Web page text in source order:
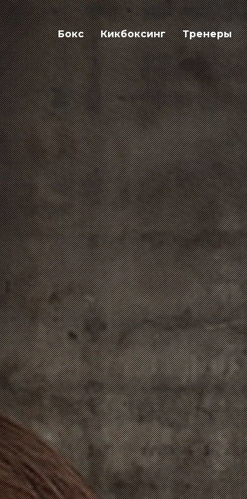
Бокс Кикбоксинг Тренеры